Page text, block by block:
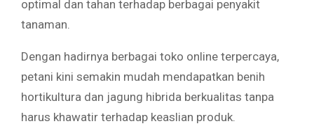
optimal dan tahan terhadap berbagai penyakit
tanaman.
Dengan hadirnya berbagai toko online terpercaya,
petani kini semakin mudah mendapatkan benih
hortikultura dan jagung hibrida berkualitas tanpa
harus khawatir terhadap keaslian produk.